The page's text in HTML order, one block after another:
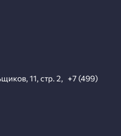
11, стр. 2, +7 (499)